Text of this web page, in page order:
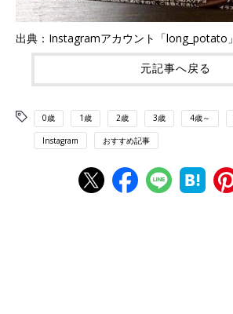
出典：Instagramアカウント「long_potato」
元記事へ戻る
0歳 1歳 2歳 3歳 4歳～
Instagram おすすめ記事